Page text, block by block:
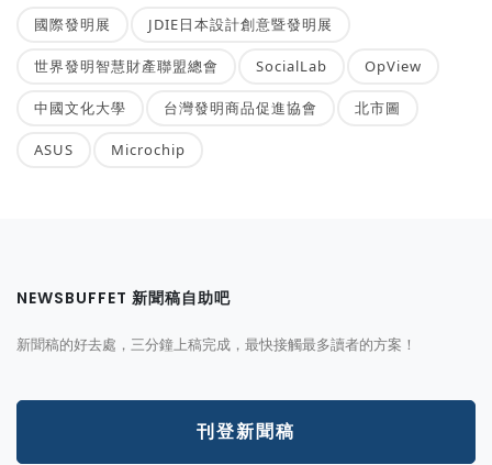
國際發明展 JDIE日本設計創意暨發明展
世界發明智慧財產聯盟總會 SocialLab OpView
中國文化大學 台灣發明商品促進協會 北市圖
ASUS Microchip
NEWSBUFFET 新聞稿自助吧
新聞稿的好去處，三分鐘上稿完成，最快接觸最多讀者的方案！
刊登新聞稿